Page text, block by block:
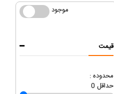
موجود موجود
قیمت
محدوده :
0 حداقل